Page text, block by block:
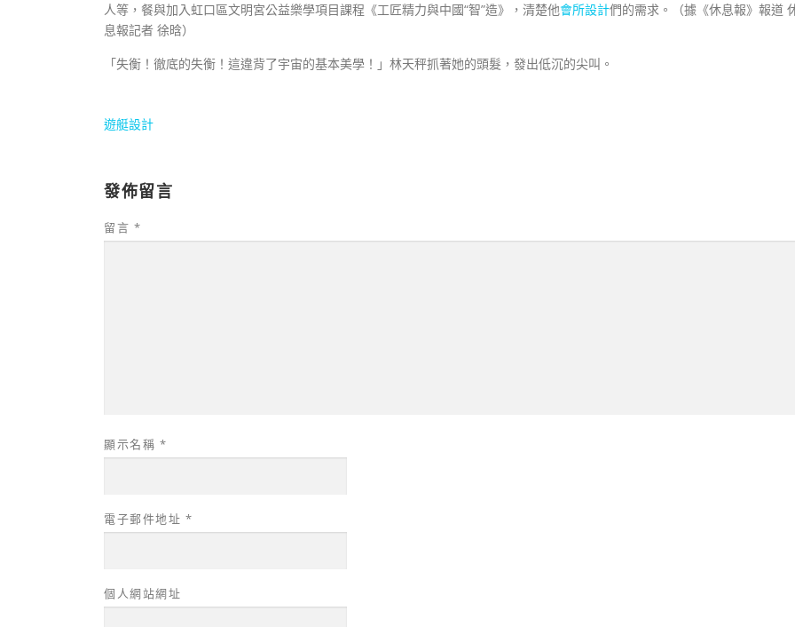
人等，餐與加入虹口區文明宮公益樂學項目課程《工匠精力與中國“智”造》，清楚他會所設計們的需求。（據《休息報》報道
息報記者 徐晗）
「失衡！徹底的失衡！這違背了宇宙的基本美學！」林天秤抓著她的頭髮，發出低沉的尖叫。
遊艇設計
發佈留言
留言 *
顯示名稱 *
電子郵件地址 *
個人網站網址